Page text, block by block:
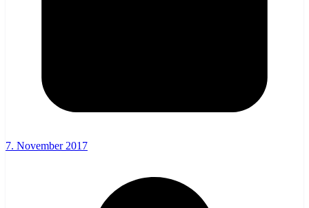
7. November 2017